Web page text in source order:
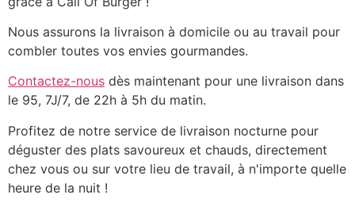
Nous assurons la livraison à domicile ou au travail pour
combler toutes vos envies gourmandes.
Contactez-nous dès maintenant pour une livraison dans
le 95, 7J/7, de 22h à 5h du matin.
Profitez de notre service de livraison nocturne pour
déguster des plats savoureux et chauds, directement
chez vous ou sur votre lieu de travail, à n'importe quelle
heure de la nuit !